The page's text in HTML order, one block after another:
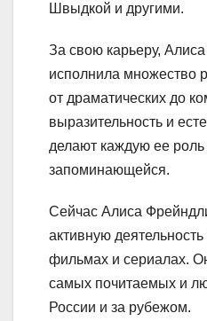
Швыдкой и другими.
За свою карьеру,
исполнила множество
от драматических до
выразительность и
делают каждую ее роль
запоминающейся.
Сейчас Алиса
активную
фильмах и сериалах.
самых почитаемых и
России и за рубежом.